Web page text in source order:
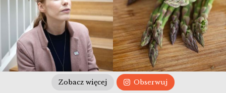
Zobacz więcej Obserwuj